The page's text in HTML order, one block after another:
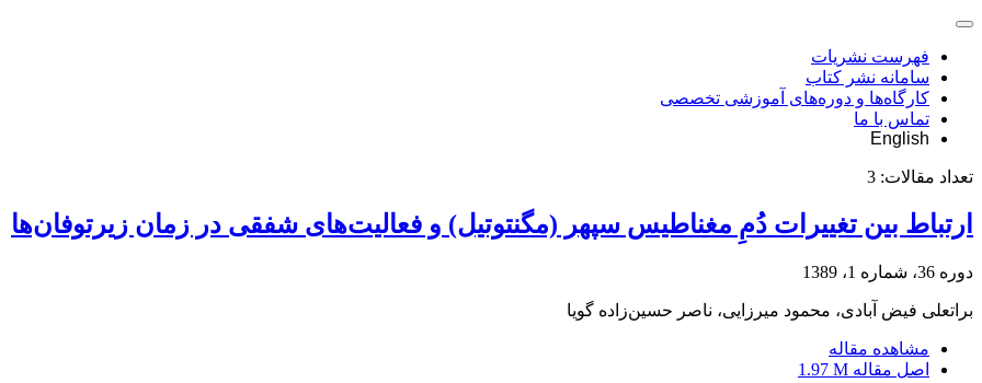
فهرست نشریات
سامانه نشر کتاب
کارگاه‌ها و دوره‌های آموزشی تخصصی
تماس با ما
English
تعداد مقالات: 3
ارتباط بین تغییرات دُمِ مغناطیس سپهر (مگنتوتیل) و فعالیت‌های شفقی در زمان زیرتوفان‌ها
دوره 36، شماره 1، 1389
براتعلی فیض آبادی، محمود میرزایی، ناصر حسین‌زاده گویا
مشاهده مقاله
اصل مقاله 1.97 M